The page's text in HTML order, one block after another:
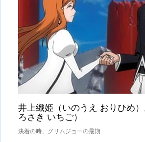
井上織姫（いのうえ おりひめ）
ろさき いちご）
決着の時、グリムジョーの最期